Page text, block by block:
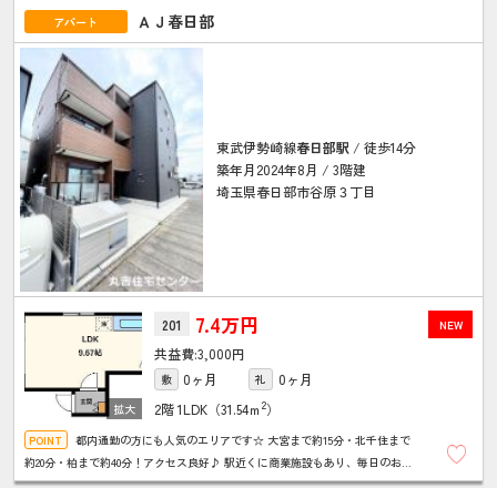
アパート ＡＪ春日部
東武伊勢崎線春日部駅 / 徒歩14分
築年月2024年8月 / 3階建
埼玉県春日部市谷原３丁目
NEW
201 7.4万円
3,000円
敷 0ヶ月 礼
0ヶ月
2階1LDK（31.54ｍ 2）
都内通勤の方にも人気のエリアです☆ 大宮まで約15分・北千住まで
約20分・柏まで約40分！アクセス良好♪ 駅近くに商業施設もあり、毎日のお買
い物や休日の映画鑑賞、ショッピングも快適！